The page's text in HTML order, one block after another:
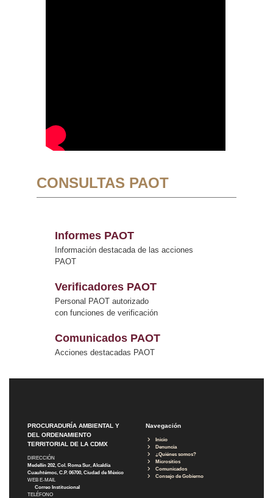
CONSULTAS PAOT
Informes PAOT
Información destacada de las acciones
PAOT
Verificadores PAOT
Personal PAOT autorizado
con funciones de verificación
Comunicados PAOT
Acciones destacadas PAOT
PROCURADURÍA AMBIENTAL Y
DEL ORDENAMIENTO
TERRITORIAL DE LA CDMX
DIRECCIÓN
Medellín 202, Col. Roma Sur, Alcaldía
Cuauhtémoc, C.P. 06700, Ciudad de México
WEB E-MAIL
Correo Institucional
TELÉFONO
Navegación
Inicio
Denuncia
¿Quiénes somos?
Micrositios
Comunicados
Consejo de Gobierno